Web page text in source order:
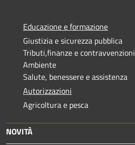
Educazione e formazione
Giustizia e sicurezza pubblica
Tributi,finanze e contravvenzioni
Ambiente
Salute, benessere e assistenza
Autorizzazioni
Agricoltura e pesca
NOVITÀ